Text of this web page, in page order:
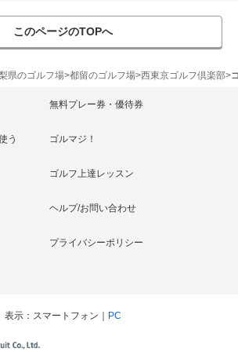
このページのTOPへ
県のゴルフ場 都留のゴルフ場 西東京ゴルフ倶楽部
無料プレー券・優待券
う ゴルマジ！
ゴルフ上達レッスン
ヘルプ/お問い合わせ
プライバシーポリシー
表示 スマートフォン PC